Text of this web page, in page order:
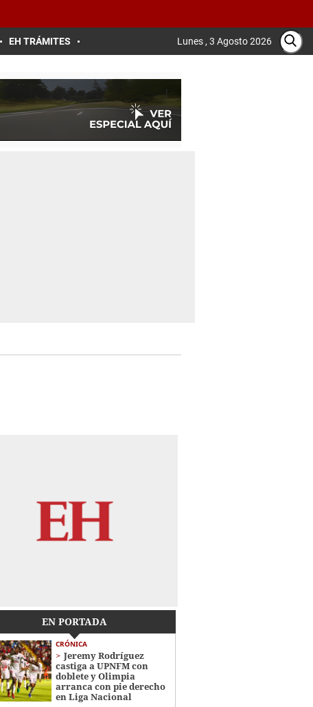
EH TRÁMITES Lunes , 3 Agosto 2026
EN PORTADA
CRÓNICA
Jeremy Rodríguez
castiga a UPNFM con
doblete y Olimpia
arranca con pie derecho
en Liga Nacional